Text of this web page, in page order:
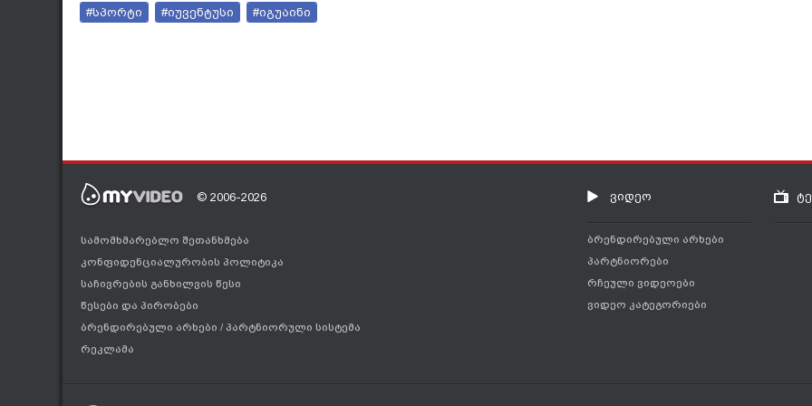
#სპორტი
#იუვენტუსი #იგუაინი
© 2006-2026
სამომხმარებლო შეთანხმება
კონფიდენციალურობის პოლიტიკა
საჩივრების განხილვის წესი
წესები და პირობები
ბრენდირებული არხები / პარტნიორული სისტემა
რეკლამა
ვიდეო
ბრენდირებული არხები
პარტნიორები
რჩეული ვიდეოები
ვიდეო კატეგორიები